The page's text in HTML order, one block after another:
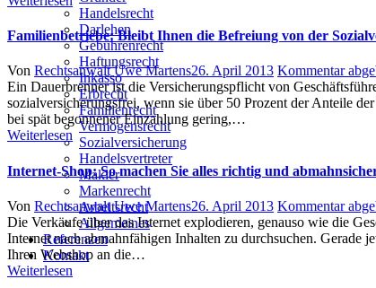
Handelsrecht
Darlehen
Gebührenrecht
Haftungsrecht
Inkasso
Erbrecht
Familienrecht
Vermögensrecht
Sozialversicherung
Handelsvertreter
Makler
Markenrecht
Arbeitsrecht
Allgemeines
Referenzen
Kontakt
Familienbetriebe: Bleibt Ihnen die Befreiung von der
Author
Von Rechtsanwalt Uwe MartensPosted
on
26. April 2013 Kommentar
Ein Dauerbrenner ist die Versicherungspflicht von
sozialversicherungsfrei, wenn sie über 50 Prozent der Anteile
bei spät begonnener Einzahlung gering,…
Weiterlesen
Internet-Shop: So machen Sie alles richtig und
Author
Von Rechtsanwalt Uwe MartensPosted
on
26. April 2013 Kommentar
Die Verkäufe über das Internet explodieren, genauso wie die
Internet nach abmahnfähigen Inhalten zu durchsuchen. Gerade
Ihren Webshop an die…
Weiterlesen